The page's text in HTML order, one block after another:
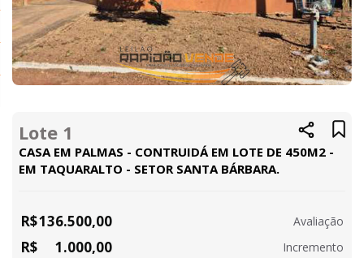
Lote 1
CASA EM PALMAS - CONTRUIDÁ EM LOTE DE 450M2 -
EM TAQUARALTO - SETOR SANTA BÁRBARA.
R$136.500,00 Avaliação
R$ 1.000,00 Incremento